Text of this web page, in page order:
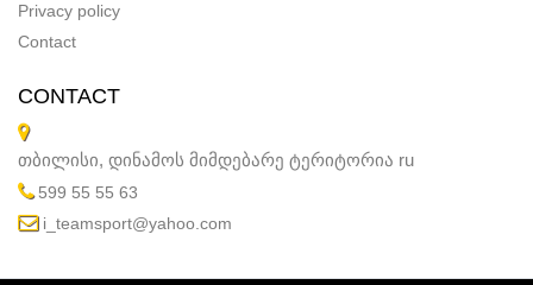
Privacy policy
Contact
CONTACT
თბილისი, დინამოს მიმდებარე ტერიტორია ru
599 55 55 63
i_teamsport@yahoo.com